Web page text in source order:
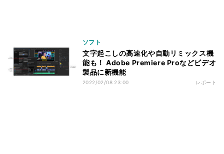
ソフト
文字起こしの高速化や自動リミックス機
能も！ Adobe Premiere Proなどビデオ
製品に新機能
2022/02/08 23:00 レポート